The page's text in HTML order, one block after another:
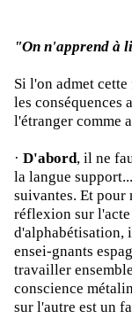
"On n'apprend à
Si l'on admet
les conséquences
l'étranger comme
· D'abord, il ne
la langue
suivantes. Et pour
réflexion sur
d'alphabétisation,
ensei-gnants
travailler
conscience
sur l'autre est un